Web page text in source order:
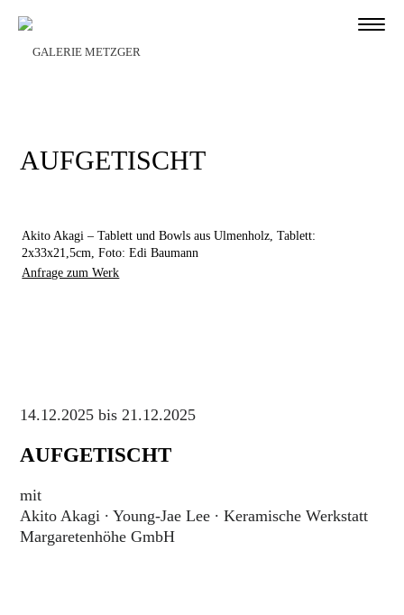
AUFGETISCHT
Akito Akagi – Tablett und Bowls aus Ulmenholz, Tablett:
2x33x21,5cm, Foto: Edi Baumann
Anfrage zum Werk
14.12.2025 bis 21.12.2025
AUFGETISCHT
mit
Akito Akagi ∙ Young-Jae Lee ∙ Keramische Werkstatt
Margaretenhöhe GmbH